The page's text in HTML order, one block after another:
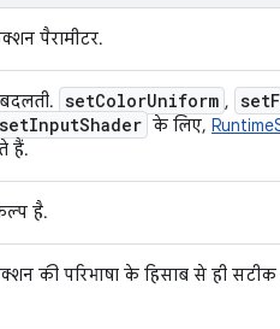
पैरामीटर.
setColorUniform , set
setInputShader के लिए,
हैं.
है.
की परिभाषा के हिसाब से ही